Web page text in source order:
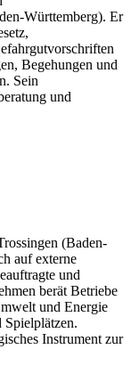
Württemberg). Er
Begehungen und
Sein
und
(Baden-
auf externe
und
berät Betriebe
und Energie
Instrument zur